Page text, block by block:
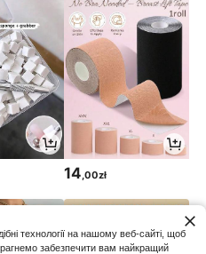
14 ,00zł
технології на нашому веб-сайті, щоб
забезпечити вам найкращий